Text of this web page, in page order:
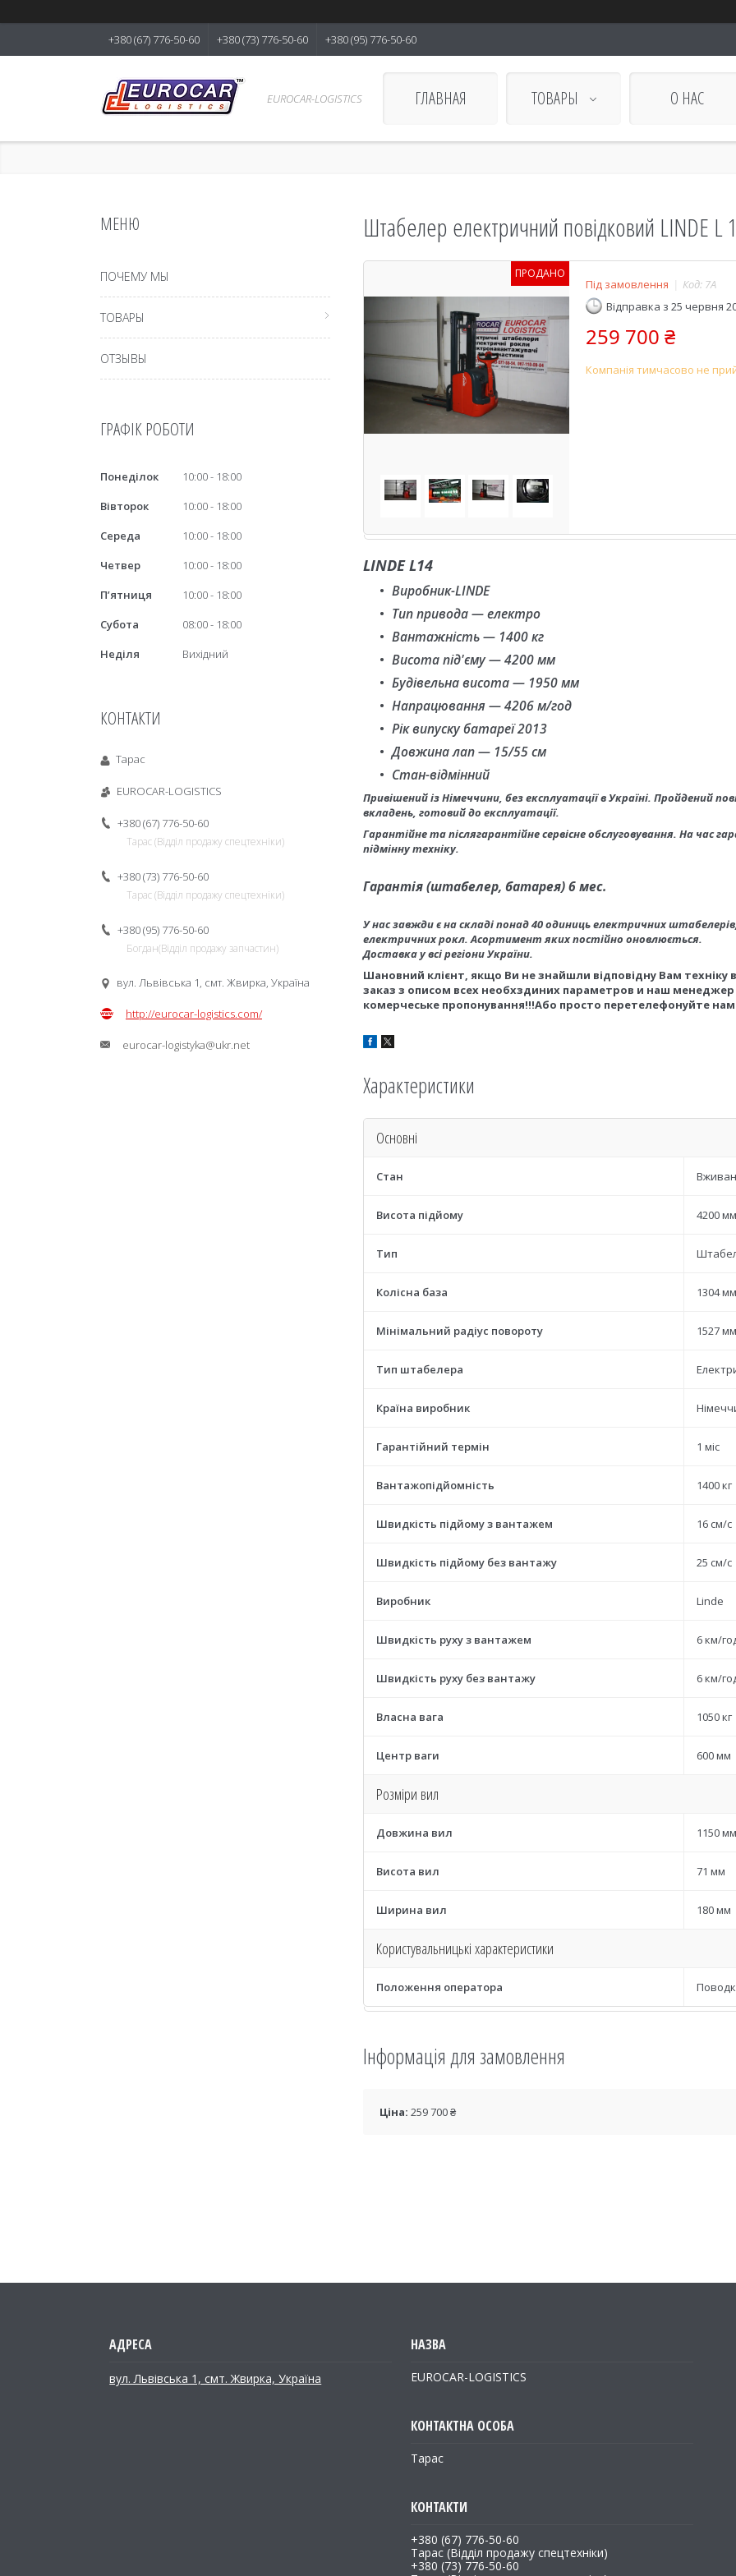
+380 (67) 776-50-60 +380 (73) 776-50-60 +380 (95) 776-50-60
EUROCAR-LOGISTICS ГЛАВНАЯ ТОВАРЫ О НАС
Штабелер електричний повідковий LINDE
ПРОДАНО
Під замовлення Код: 7A
Відправка з 25 червня
259 700 ₴
Компанія тимчасово не
LINDE L14
Виробник-LINDE
Тип привода — електро
Вантажність — 1400 кг
Висота під'єму — 4200 мм
Будівельна висота — 1950 мм
Напрацювання — 4206 м/год
Рік випуску батареї 2013
Довжина лап — 15/55 см
Стан-відмінний
Привішений із Німеччини, без експлуатації в Україні. Пройдений
вкладень, готовий до експлуатації.
Гарантійне та післягарантійне сервісне обслуговування. На час
підмінну техніку.
Гарантія (штабелер, батарея) 6 мeс.
У нас завжди є на складі понад 40 одиниць електричних
електричних рокл. Асортимент яких постійно оновлюється.
Доставка у всі регіони України.
Шановний клієнт, якщо Ви не знайшли відповідну Вам техніку
заказ з описом всех необхздиних параметров и наш менеджер
комерчеське пропонування!!!Або просто перетелефонуйте
Характеристики
Основні
Стан
Висота підйому 4200 мм
Тип
Колісна база 1304 мм
Мінімальний радіус повороту 1527 мм
Тип штабелера
Країна виробник
Гарантійний термін 1 міс
Вантажопідйомність 1400 кг
Швидкість підйому з вантажем 16 см/с
Швидкість підйому без вантажу 25 см/с
Виробник Linde
Швидкість руху з вантажем 6 км/
Швидкість руху без вантажу 6 км/
Власна вага 1050 кг
Центр ваги 600 мм
Розміри вил
Довжина вил 1150 мм
Висота вил 71 мм
Ширина вил 180 мм
Користувальницькі характеристики
Положення оператора
Інформація для замовлення
Ціна: 259 700 ₴
ПОЧЕМУ МЫ
ТОВАРЫ
ОТЗЫВЫ
ГРАФІК РОБОТИ
Понеділок 10:00
18:00
Вівторок
10:00
18:00
Середа
10:00
18:00
Четвер
10:00
18:00
Пʼятниця
10:00
18:00
Субота
08:00
18:00
Неділя
Вихідний
КОНТАКТИ
Тарас
EUROCAR-LOGISTICS
+380 (67) 776-50-60
Тарас (Відділ продажу спецтехніки)
+380 (73) 776-50-60
Тарас (Відділ продажу спецтехніки)
+380 (95) 776-50-60
Богдан(Відділ продажу запчастин)
вул. Львівська 1, смт. Жвирка, Україна
http://eurocar-logistics.com/
eurocar-logistyka@ukr.net
вул. Львівська 1, смт. Жвирка, Україна EUROCAR-LOGISTICS
Тарас
+380 (67) 776-50-60
Тарас (Відділ продажу спецтехніки)
+380 (73) 776-50-60